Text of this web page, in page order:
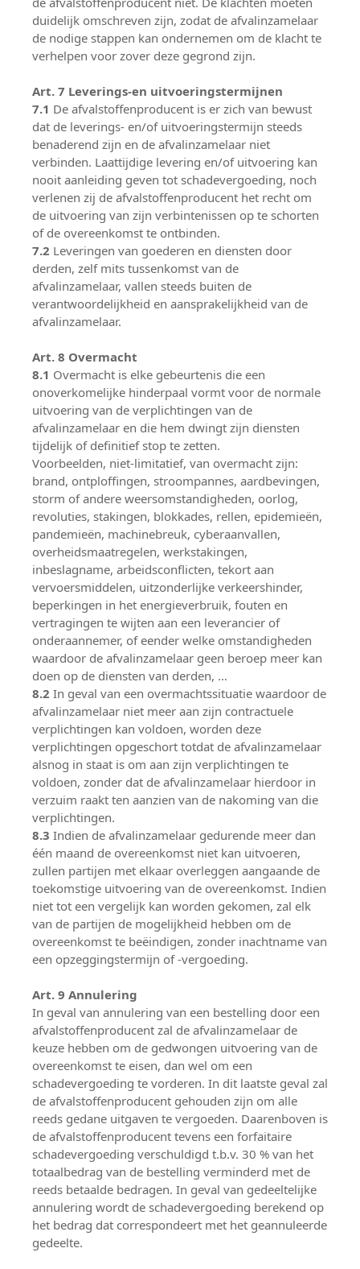
duidelijk omschreven zijn, zodat de afvalinzamelaar
de nodige stappen kan ondernemen om de klacht te
verhelpen voor zover deze gegrond zijn.
Art. 7 Leverings-en uitvoeringstermijnen
7.1 De afvalstoffenproducent is er zich van bewust
dat de leverings- en/of uitvoeringstermijn steeds
benaderend zijn en de afvalinzamelaar niet
verbinden. Laattijdige levering en/of uitvoering kan
nooit aanleiding geven tot schadevergoeding, noch
verlenen zij de afvalstoffenproducent het recht om
de uitvoering van zijn verbintenissen op te schorten
of de overeenkomst te ontbinden.
7.2 Leveringen van goederen en diensten door
derden, zelf mits tussenkomst van de
afvalinzamelaar, vallen steeds buiten de
verantwoordelijkheid en aansprakelijkheid van de
afvalinzamelaar.
Art. 8 Overmacht
8.1 Overmacht is elke gebeurtenis die een
onoverkomelijke hinderpaal vormt voor de normale
uitvoering van de verplichtingen van de
afvalinzamelaar en die hem dwingt zijn diensten
tijdelijk of definitief stop te zetten.
Voorbeelden, niet-limitatief, van overmacht zijn:
brand, ontploffingen, stroompannes, aardbevingen,
storm of andere weersomstandigheden, oorlog,
revoluties, stakingen, blokkades, rellen, epidemieën,
pandemieën, machinebreuk, cyberaanvallen,
overheidsmaatregelen, werkstakingen,
inbeslagname, arbeidsconflicten, tekort aan
vervoersmiddelen, uitzonderlijke verkeershinder,
beperkingen in het energieverbruik, fouten en
vertragingen te wijten aan een leverancier of
onderaannemer, of eender welke omstandigheden
waardoor de afvalinzamelaar geen beroep meer kan
doen op de diensten van derden, …
8.2 In geval van een overmachtssituatie waardoor de
afvalinzamelaar niet meer aan zijn contractuele
verplichtingen kan voldoen, worden deze
verplichtingen opgeschort totdat de afvalinzamelaar
alsnog in staat is om aan zijn verplichtingen te
voldoen, zonder dat de afvalinzamelaar hierdoor in
verzuim raakt ten aanzien van de nakoming van die
verplichtingen.
8.3 Indien de afvalinzamelaar gedurende meer dan
één maand de overeenkomst niet kan uitvoeren,
zullen partijen met elkaar overleggen aangaande de
toekomstige uitvoering van de overeenkomst. Indien
niet tot een vergelijk kan worden gekomen, zal elk
van de partijen de mogelijkheid hebben om de
overeenkomst te beëindigen, zonder inachtname van
een opzeggingstermijn of -vergoeding.
Art. 9 Annulering
In geval van annulering van een bestelling door een
afvalstoffenproducent zal de afvalinzamelaar de
keuze hebben om de gedwongen uitvoering van de
overeenkomst te eisen, dan wel om een
schadevergoeding te vorderen. In dit laatste geval zal
de afvalstoffenproducent gehouden zijn om alle
reeds gedane uitgaven te vergoeden. Daarenboven is
de afvalstoffenproducent tevens een forfaitaire
schadevergoeding verschuldigd t.b.v. 30 % van het
totaalbedrag van de bestelling verminderd met de
reeds betaalde bedragen. In geval van gedeeltelijke
annulering wordt de schadevergoeding berekend op
het bedrag dat correspondeert met het geannuleerde
gedeelte.